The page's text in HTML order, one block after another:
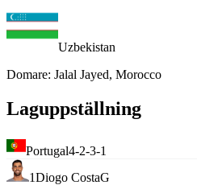
Uzbekistan
Domare: Jalal Jayed, Morocco
Laguppställning
Portugal4-2-3-1
1Diogo CostaG